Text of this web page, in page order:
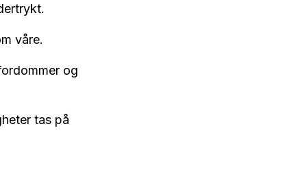
våre.
og
tas på